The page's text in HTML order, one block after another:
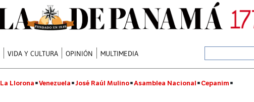
VIDA Y CULTURA OPINIÓN MULTIMEDIA
La Llorona Venezuela José Raúl Mulino Asamblea Nacional Cepanim